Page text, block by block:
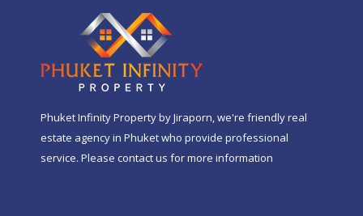
Phuket Infinity Property by Jiraporn, we're friendly real
estate agency in Phuket who provide professional
service. Please contact us for more information